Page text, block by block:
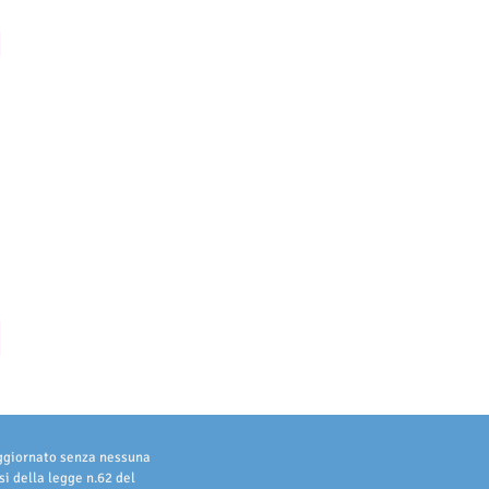
senza nessuna
della legge n.62 del